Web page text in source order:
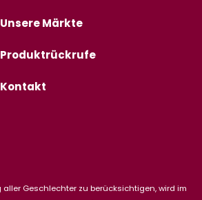
Unsere Märkte
Produktrückrufe
Kontakt
Geschlechter zu berücksichtigen, wird im